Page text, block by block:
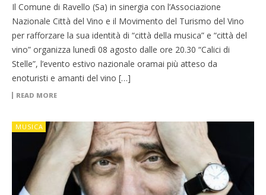
Il Comune di Ravello (Sa) in sinergia con l’Associazione
Nazionale Città del Vino e il Movimento del Turismo del Vino
per rafforzare la sua identità di “città della musica” e “città del
vino” organizza lunedì 08 agosto dalle ore 20.30 “Calici di
Stelle”, l’evento estivo nazionale oramai più atteso da
enoturisti e amanti del vino […]
READ MORE
MUSICA